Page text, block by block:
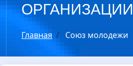
ОРГАНИЗАЦИИ
Главная Союз молодежи